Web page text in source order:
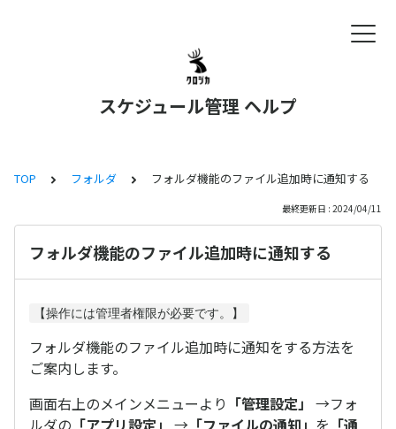
スケジュール管理 ヘルプ
TOP フォルダ フォルダ機能のファイル追加時に通知する
最終更新日 : 2024/04/11
フォルダ機能のファイル追加時に通知する
【操作には管理者権限が必要です。】
フォルダ機能のファイル追加時に通知をする方法を
ご案内します。
画面右上のメインメニューより 「管理設定」 →フォ
ルダの 「アプリ設定」 → 「ファイルの通知」 を 「通